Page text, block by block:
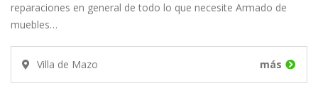
reparaciones en general de todo lo que necesite Armado de
muebles…
Villa de Mazo más